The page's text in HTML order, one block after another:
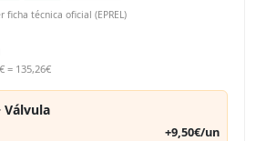
ficha técnica oficial (EPREL)
= 135,26€
Válvula
+9,50€/un